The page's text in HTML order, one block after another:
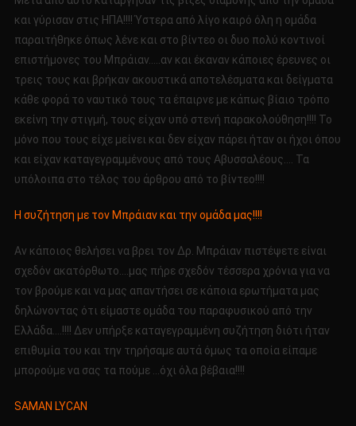
και γύρισαν στις ΗΠΑ!!!! Ύστερα από λίγο καιρό όλη η ομάδα
παραιτήθηκε όπως λένε και στο βίντεο οι δυο πολύ κοντινοί
επιστήμονες του Μπράιαν…..αν και έκαναν κάποιες έρευνες οι
τρεις τους και βρήκαν ακουστικά αποτελέσματα και δείγματα
κάθε φορά το ναυτικό τους τα έπαιρνε με κάπως βίαιο τρόπο
εκείνη την στιγμή, τους είχαν υπό στενή παρακολούθηση!!!! Το
μόνο που τους είχε μείνει και δεν είχαν πάρει ήταν οι ήχοι όπου
και είχαν καταγεγραμμένους από τους Αβυσσαλέους…. Τα
υπόλοιπα στο τέλος του άρθρου από το βίντεο!!!!
Η συζήτηση με τον Μπράιαν και την ομάδα μας!!!!
Αν κάποιος θελήσει να βρει τον Δρ. Μπράιαν πιστέψετε είναι
σχεδόν ακατόρθωτο….μας πήρε σχεδόν τέσσερα χρόνια για να
τον βρούμε και να μας απαντήσει σε κάποια ερωτήματα μας
δηλώνοντας ότι είμαστε ομάδα του παραφυσικού από την
Ελλάδα….!!!! Δεν υπήρξε καταγεγραμμένη συζήτηση διότι ήταν
επιθυμία του και την τηρήσαμε αυτά όμως τα οποία είπαμε
μπορούμε να σας τα πούμε …όχι όλα βέβαια!!!!
SAMAN LYCAN